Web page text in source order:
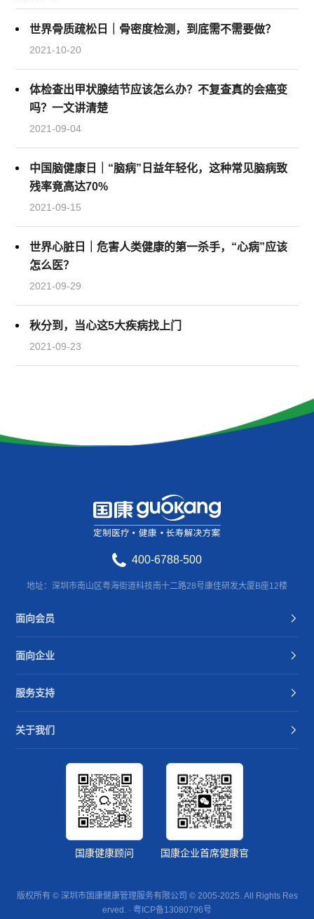
世界骨质疏松日｜骨密度检测，到底需不需要做？
2021-10-20
体检查出甲状腺结节应该怎么办？不复查真的会癌变
吗？一文讲清楚
2021-09-04
中国脑健康日｜“脑病”日益年轻化，这种常见脑病致
残率竟高达70%
2021-09-15
世界心脏日｜危害人类健康的第一杀手，“心病”应该
怎么医？
2021-09-29
秋分到，当心这5大疾病找上门
2021-09-23
400-6788-500
地址：深圳市南山区粤海街道科技南十二路28号康佳研发大厦B座12楼
面向会员
面向企业
服务支持
关于我们
国康健康顾问 国康企业首席健康官
版权所有 © 深圳市国康健康管理服务有限公司 © 2005-2025. All Rights Res
erved. · 粤ICP备13080796号